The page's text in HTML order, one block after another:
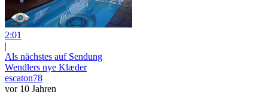
2:01
|
Als nächstes auf Sendung
Wendlers nye Klæder
escaton78
vor 10 Jahren